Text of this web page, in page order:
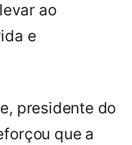
ao
e
presidente do
que a